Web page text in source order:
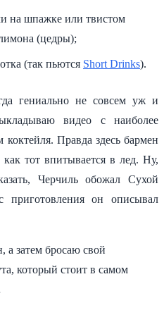
на шпажке или твистом
(цедры);
(так пьются Short Drinks).
гениально не совсем уж и
видео с наиболее
Правда здесь бармен
тот впитывается в лед. Ну,
Черчиль обожал Сухой
он описывал
затем бросаю свой
который стоит в самом